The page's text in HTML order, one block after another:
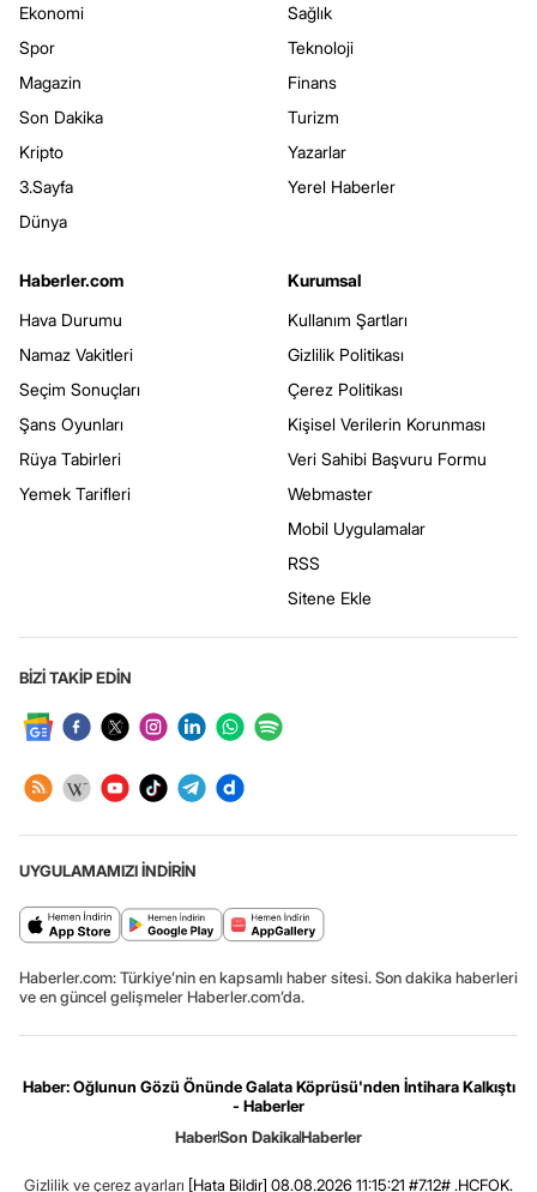
Ekonomi
Spor
Magazin
Son Dakika
Kripto
3.Sayfa
Dünya
Sağlık
Teknoloji
Finans
Turizm
Yazarlar
Yerel Haberler
Haberler.com
Hava Durumu
Namaz Vakitleri
Seçim Sonuçları
Şans Oyunları
Rüya Tabirleri
Yemek Tarifleri
Kurumsal
Kullanım Şartları
Gizlilik Politikası
Çerez Politikası
Kişisel Verilerin Korunması
Veri Sahibi Başvuru Formu
Webmaster
Mobil Uygulamalar
RSS
Sitene Ekle
BİZİ TAKİP EDİN
UYGULAMAMIZI İNDİRİN
Haberler.com: Türkiye’nin en kapsamlı haber sitesi. Son dakika haberleri
ve en güncel gelişmeler Haberler.com’da.
Haber: Oğlunun Gözü Önünde Galata Köprüsü'nden İntihara Kalkıştı
- Haberler
HaberSon DakikaHaberler
Gizlilik ve çerez ayarları [Hata Bildir] 08.08.2026 11:15:21 #7.12# .HCFOK.